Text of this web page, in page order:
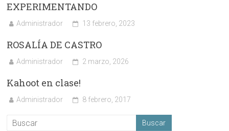
EXPERIMENTANDO
Administrador 13 febrero, 2023
ROSALÍA DE CASTRO
Administrador 2 marzo, 2026
Kahoot en clase!
Administrador 8 febrero, 2017